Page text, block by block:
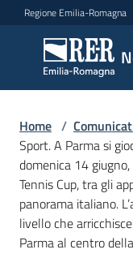
Vai al contenuto
Vai alla navigazione
Vai al footer
Regione Emilia-Romagna
Notizie
Comunicati
stampa
Menu selezionato
Cerca
un
comunicato
Home /
Sport. A Parma si
domenica 14
Tennis Cup, tra gli
panorama italiano.
livello che
Parma al centro